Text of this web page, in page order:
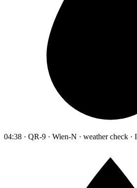
04:38 · QR-9 · Wien-N · weather check ·